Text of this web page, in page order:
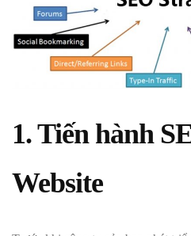
1. Tiến hành
Website